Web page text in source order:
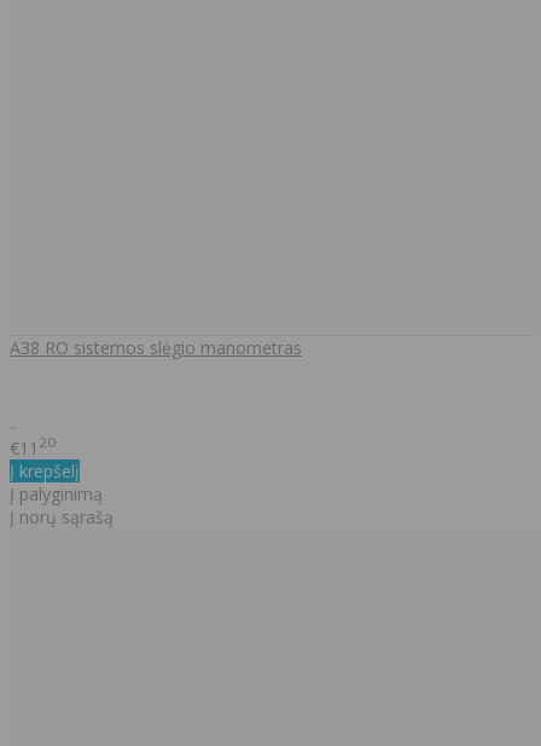
A38 RO sistemos slėgio manometras
..
€11 20
Į krepšelį
Į palyginimą
Į norų sąrašą